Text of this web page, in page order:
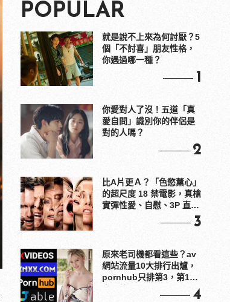
POPULAR
就是說不上來為何討厭？5
個「不討喜」朋友性格，
你遇過哪一種？
1
你愛對人了沒！五道「真
愛自問」識別你的伴侶是
對的人嗎？
2
比A片更Ａ？「色慾薰心」
的超尺度 18 禁電影，真槍
實彈性愛、自慰、3P 直接
3
原來老司機都看這些？av
網站流量10大排行出爐，
pornhub只排第3，第1名
4